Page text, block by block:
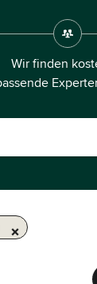
Wir finden